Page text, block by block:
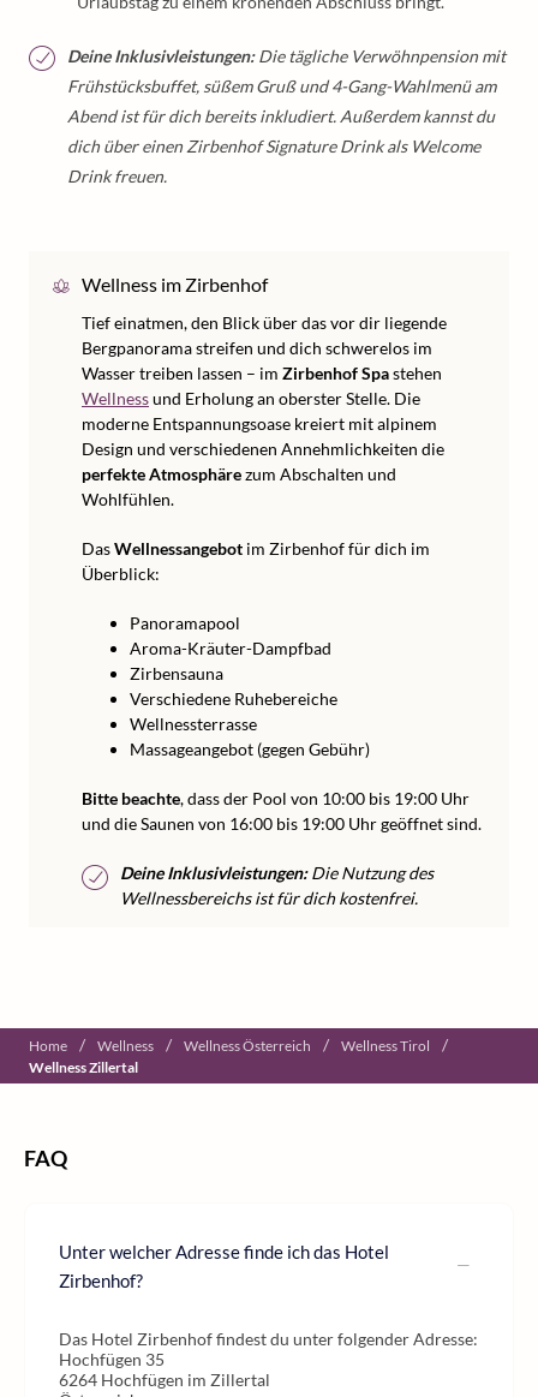
Deine Inklusivleistungen:Die tägliche Verwöhnpension mit
Frühstücksbuffet, süßem Gruß und 4-Gang-Wahlmenü am
Abend ist für dich bereits inkludiert. Außerdem kannst du
dich über einen Zirbenhof Signature Drink als Welcome
Drink freuen.
Wellness im Zirbenhof
Tief einatmen, den Blick über das vor dir liegende
Bergpanorama streifen und dich schwerelos im
Wasser treiben lassen – im Zirbenhof Spastehen
Wellnessund Erholung an oberster Stelle. Die
moderne Entspannungsoase kreiert mit alpinem
Design und verschiedenen Annehmlichkeiten die
perfekte Atmosphärezum Abschalten und
Wohlfühlen.
DasWellnessangebot im Zirbenhof für dich im
Überblick:
Panoramapool
Aroma-Kräuter-Dampfbad
Zirbensauna
Verschiedene Ruhebereiche
Wellnessterrasse
Massageangebot (gegen Gebühr)
Bitte beachte, dass der Pool von 10:00 bis 19:00 Uhr
und die Saunen von 16:00 bis 19:00 Uhr geöffnet sind.
Deine Inklusivleistungen:Die Nutzung des
Wellnessbereichs ist für dich kostenfrei.
Home / Wellness / Wellness Österreich / Wellness Tirol /
Wellness Zillertal
FAQ
Unter welcher Adresse finde ich das Hotel
Zirbenhof?
Das Hotel Zirbenhof findest du unter folgender Adresse:
Hochfügen 35
6264 Hochfügen im Zillertal